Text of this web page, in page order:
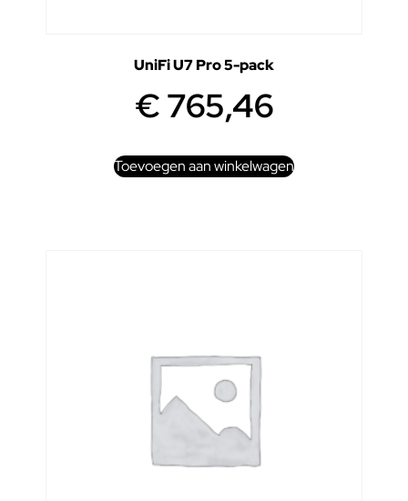
UniFi U7 Pro 5-pack
€765,46
Toevoegen aan winkelwagen